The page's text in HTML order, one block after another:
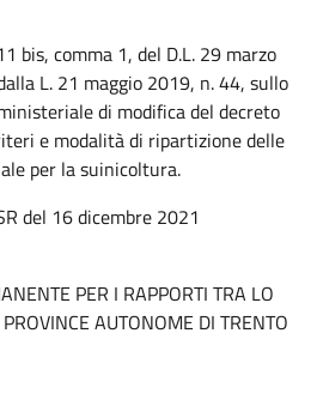
bis, comma 1, del D.L. 29 marzo
L. 21 maggio 2019, n. 44, sullo
di modifica del decreto
e modalità di ripartizione delle
per la suinicoltura.
del 16 dicembre 2021
PER I RAPPORTI TRA LO
AUTONOME DI TRENTO